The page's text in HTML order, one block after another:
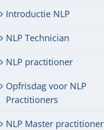
Introductie NLP
NLP Technician
NLP practitioner
Opfrisdag voor NLP
Practitioners
NLP Master practitioner